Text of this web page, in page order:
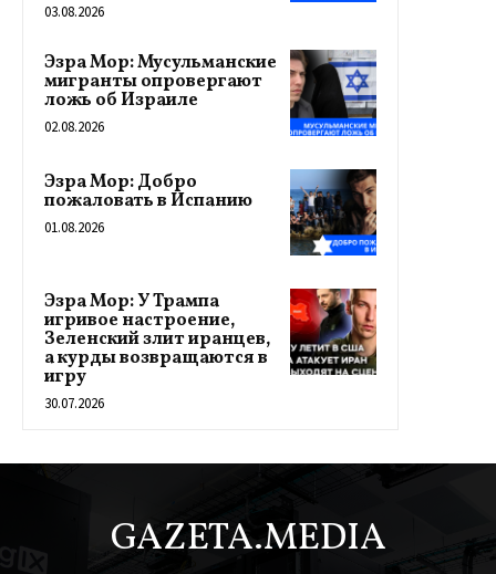
03.08.2026
Эзра Мор: Мусульманские
мигранты опровергают
ложь об Израиле
02.08.2026
Эзра Мор: Добро
пожаловать в Испанию
01.08.2026
Эзра Мор: У Трампа
игривое настроение,
Зеленский злит иранцев,
а курды возвращаются в
игру
30.07.2026
GAZETA.MEDIA